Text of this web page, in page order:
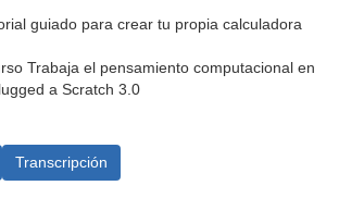
guiado para crear tu propia calculadora
Trabaja el pensamiento computacional en
a Scratch 3.0
Transcripción